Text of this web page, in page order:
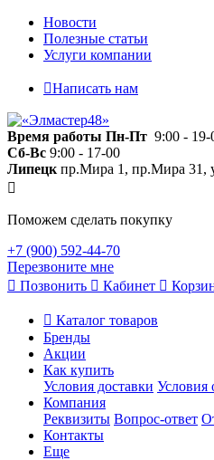
Новости
Полезные статьи
Услуги компании
Написать нам
Время работы Пн-Пт 9:00 - 19-
Сб-Вс 9:00 - 17-00
Липецк пр.Мира 1, пр.Мира 31,
Поможем сделать покупку
+7 (900) 592-44-70
Перезвоните мне
Позвонить
Кабинет
Каталог товаров
Бренды
Акции
Как купить
Условия доставки Условия
Компания
Реквизиты Вопрос-ответ
Контакты
Еще